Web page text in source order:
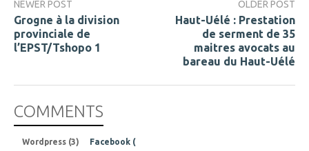
NEWER POST
Grogne à la division
provinciale de
l’EPST/Tshopo 1
OLDER POST
Haut-Uélé : Prestation
de serment de 35
maitres avocats au
bareau du Haut-Uélé
COMMENTS
Wordpress (3) Facebook (